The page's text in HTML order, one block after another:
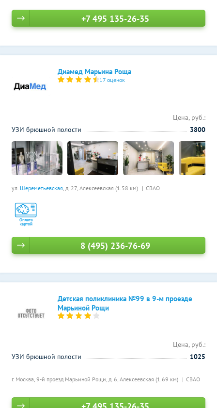
+7 495 135-26-35
Диамед Марьина Роща
17 оценок
ул. Шереметьевская, д. 27, Алексеевская (1.58 км) СВАО
Цена, руб.:
УЗИ брюшной полости
3800
8 (495) 236-76-69
Детская поликлиника №99 в 9-м проезде
Марьиной Рощи
г. Москва, 9-й проезд Марьиной Рощи, д. 6, Алексеевская (1.69 км) СВАО
Цена, руб.:
УЗИ брюшной полости
1025